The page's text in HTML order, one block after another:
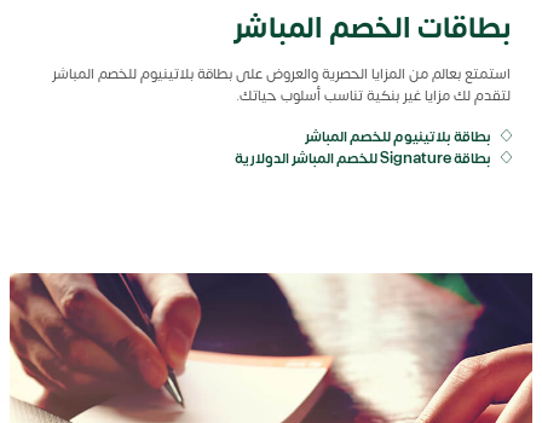
بطاقات الخصم المباشر
استمتعبعالممن المزايا الحصريةوالعروضعلى بطاقة بلاتينيوم للخصم المباشر
لتقدم لك مزايا غير بنكية تناسب أسلوب حياتك.
بطاقة بلاتينيوم للخصم المباشر
بطاقة Signature للخصم المباشر الدولارية